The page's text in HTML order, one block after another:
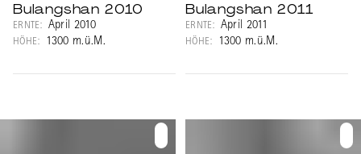
Bulangshan 2010
ERNTE: April 2010
HÖHE: 1300 m.ü.M.
Bulangshan 2011
ERNTE: April 2011
HÖHE: 1300 m.ü.M.